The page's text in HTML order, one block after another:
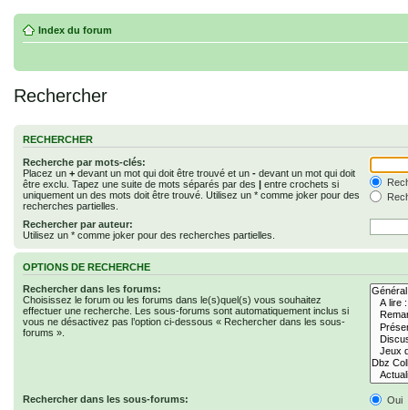
Index du forum
Rechercher
RECHERCHER
Recherche par mots-clés:
Placez un + devant un mot qui doit être trouvé et un - devant un mot qui doit
être exclu. Tapez une suite de mots séparés par des | entre crochets si
uniquement un des mots doit être trouvé. Utilisez un * comme joker pour des
recherches partielles.
Rechercher par auteur:
Utilisez un * comme joker pour des recherches partielles.
OPTIONS DE RECHERCHE
Rechercher dans les forums:
Choisissez le forum ou les forums dans le(s)quel(s) vous souhaitez
effectuer une recherche. Les sous-forums sont automatiquement inclus si
vous ne désactivez pas l’option ci-dessous « Rechercher dans les sous-
forums ».
Rechercher dans les sous-forums:
Oui